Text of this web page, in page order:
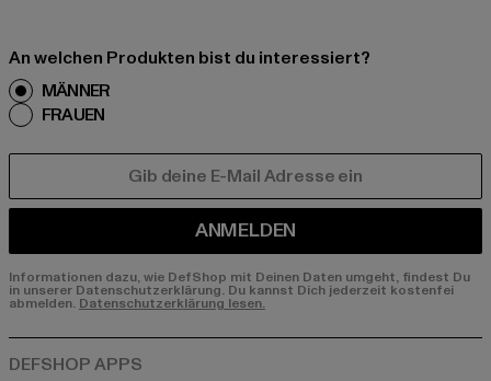
An welchen Produkten bist du interessiert?
MÄNNER
FRAUEN
ANMELDEN
Informationen dazu, wie DefShop mit Deinen Daten umgeht, findest Du
in unserer Datenschutzerklärung. Du kannst Dich jederzeit kostenfei
abmelden. Datenschutzerklärung lesen.